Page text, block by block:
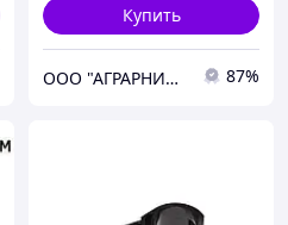
Купить
ООО "АГРАРНИК ТС", г. Харьков 87%